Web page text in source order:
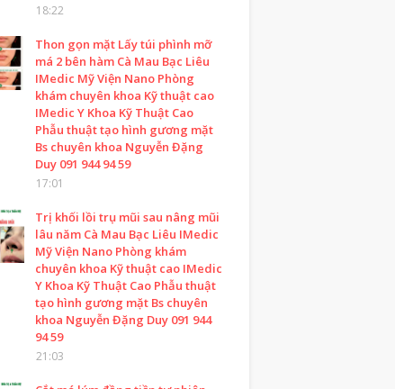
18:22
Thon gọn mặt Lấy túi phình mỡ
má 2 bên hàm Cà Mau Bạc Liêu
IMedic Mỹ Viện Nano Phòng
khám chuyên khoa Kỹ thuật cao
IMedic Y Khoa Kỹ Thuật Cao
Phẫu thuật tạo hình gương mặt
Bs chuyên khoa Nguyễn Đặng
Duy 091 944 94 59
17:01
Trị khối lồi trụ mũi sau nâng mũi
lâu năm Cà Mau Bạc Liêu IMedic
Mỹ Viện Nano Phòng khám
chuyên khoa Kỹ thuật cao IMedic
Y Khoa Kỹ Thuật Cao Phẫu thuật
tạo hình gương mặt Bs chuyên
khoa Nguyễn Đặng Duy 091 944
94 59
21:03